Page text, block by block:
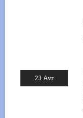
23 Avr